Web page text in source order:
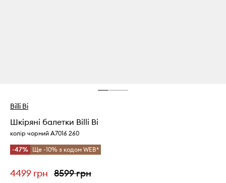
Billi Bi
Шкіряні балетки Billi Bi
колір чорний A7016 260
-47% Ще -10% з кодом WEB*
4499 грн 8599 грн